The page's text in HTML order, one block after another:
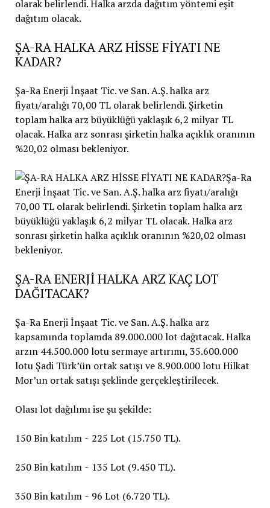
ŞA-RA HALKA ARZ HİSSE FİYATI NE
KADAR?
Şa-Ra Enerji İnşaat Tic. ve San. A.Ş. halka arz
fiyatı/aralığı 70,00 TL olarak belirlendi. Şirketin
toplam halka arz büyüklüğü yaklaşık 6,2 milyar TL
olacak. Halka arz sonrası şirketin halka açıklık oranının
%20,02 olması bekleniyor.
ŞA-RA ENERJİ HALKA ARZ KAÇ LOT
DAĞITACAK?
Şa-Ra Enerji İnşaat Tic. ve San. A.Ş. halka arz
kapsamında toplamda 89.000.000 lot dağıtacak. Halka
arzın 44.500.000 lotu sermaye artırımı, 35.600.000
lotu Şadi Türk’ün ortak satışı ve 8.900.000 lotu Hilkat
Mor’un ortak satışı şeklinde gerçekleştirilecek.
Olası lot dağılımı ise şu şekilde:
150 Bin katılım ~ 225 Lot (15.750 TL).
250 Bin katılım ~ 135 Lot (9.450 TL).
350 Bin katılım ~ 96 Lot (6.720 TL).